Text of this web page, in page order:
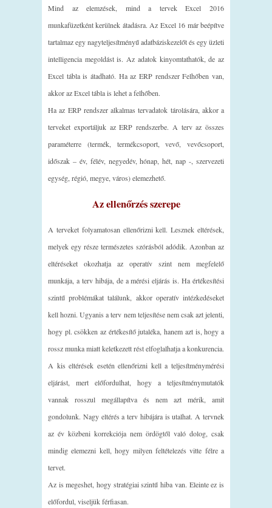
Mind az elemzések, mind a tervek Excel 2016
munkafüzetként kerülnek átadásra. Az Excel 16 már beépítve
tartalmaz egy nagyteljesítményű adatbáziskezelőt és egy üzleti
intelligencia megoldást is. Az adatok kinyomtathatók, de az
Excel tábla is átadható. Ha az ERP rendszer Felhőben van,
akkor az Excel tábla is lehet a felhőben.
Ha az ERP rendszer alkalmas tervadatok tárolására, akkor a
terveket exportáljuk az ERP rendszerbe. A terv az összes
paraméterre (termék, termékcsoport, vevő, vevőcsoport,
időszak – év, félév, negyedév, hónap, hét, nap -, szervezeti
egység, régió, megye, város) elemezhető.
Az ellenőrzés szerepe
A terveket folyamatosan ellenőrizni kell. Lesznek eltérések,
melyek egy része természetes szórásból adódik. Azonban az
eltéréseket okozhatja az operatív szint nem megfelelő
munkája, a terv hibája, de a mérési eljárás is. Ha értékesítési
szintű problémákat találunk, akkor operatív intézkedéseket
kell hozni. Ugyanis a terv nem teljesítése nem csak azt jelenti,
hogy pl. csökken az értékesítő jutaléka, hanem azt is, hogy a
rossz munka miatt keletkezett rést elfoglalhatja a konkurencia.
A kis eltérések esetén ellenőrizni kell a teljesítménymérési
eljárást, mert előfordulhat, hogy a teljesítménymutatók
vannak rosszul megállapítva és nem azt mérik, amit
gondolunk. Nagy eltérés a terv hibájára is utalhat. A tervnek
az év közbeni korrekciója nem ördögtől való dolog, csak
mindig elemezni kell, hogy milyen feltételezés vitte félre a
tervet.
Az is megeshet, hogy stratégiai szintű hiba van. Eleinte ez is
előfordul, viseljük férfiasan.